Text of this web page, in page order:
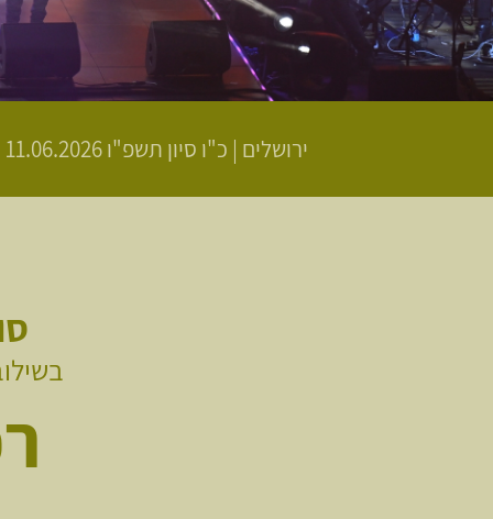
ירושלים | כ"ו סיון תשפ"ו11.06.2026 | פתיחת שערים 18:00 | שעת התחלה 19:00